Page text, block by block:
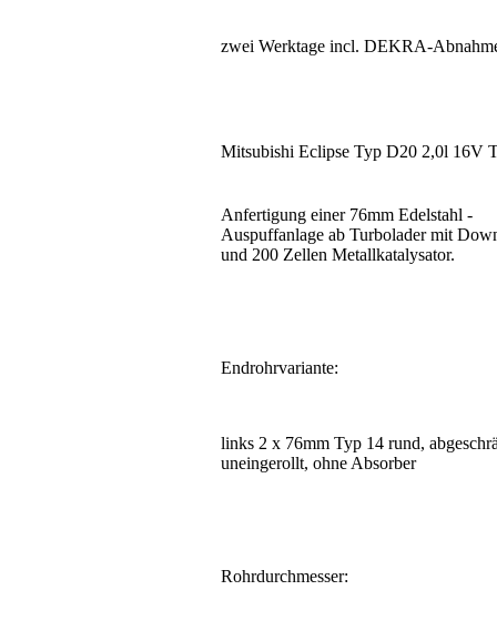
zwei Werktage incl. DEKRA-
Mitsubishi Eclipse Typ D20 2,0l 16V
Anfertigung einer 76mm Edelstahl -
Auspuffanlage ab Turbolader mit
und 200 Zellen Metallkatalysator.
Endrohrvariante:
links 2 x 76mm Typ 14 rund,
uneingerollt, ohne Absorber
Rohrdurchmesser: